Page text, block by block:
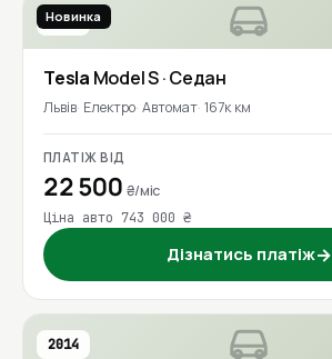
2016
Новинка
Tesla Model S· Седан
Львів Електро Автомат 167к км
ПЛАТІЖ ВІД
22 500 ₴/міс
Ціна авто 743 000 ₴
Дізнатись платіж→
2014